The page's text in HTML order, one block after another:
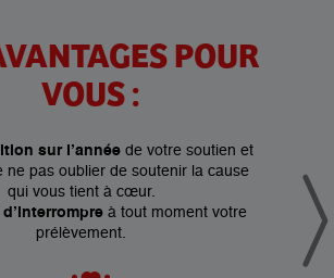
POUR
VOUS :
sur l’annéede votre soutien et
ne pas oublier de soutenir la cause
qui vous tient à cœur.
à tout moment votre
prélèvement.
Une